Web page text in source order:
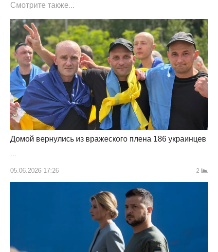
Смотрите также...
Домой вернулись из вражеского плена 186 украинцев
…
05.06.2026 17:26 2